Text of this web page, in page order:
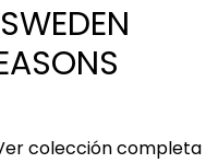
colección completa